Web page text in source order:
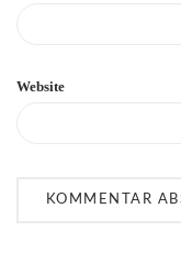
Website